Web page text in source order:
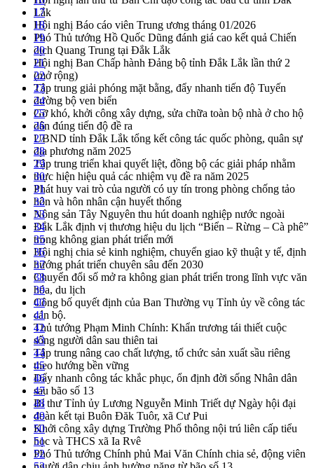
Lắk
Hội nghị Báo cáo viên Trung ương tháng 01/2026
Phó Thủ tướng Hồ Quốc Dũng đánh giá cao kết quả Chiến
dịch Quang Trung tại Đắk Lắk
Hội nghị Ban Chấp hành Đảng bộ tỉnh Đắk Lắk lần thứ 2
(mở rộng)
Tập trung giải phóng mặt bằng, đẩy nhanh tiến độ Tuyến
đường bộ ven biển
Gỡ khó, khởi công xây dựng, sửa chữa toàn bộ nhà ở cho hộ
dân đúng tiến độ đề ra
UBND tỉnh Đắk Lắk tổng kết công tác quốc phòng, quân sự
địa phương năm 2025
Tập trung triển khai quyết liệt, đồng bộ các giải pháp nhằm
thực hiện hiệu quả các nhiệm vụ đề ra năm 2025
Phát huy vai trò của người có uy tín trong phòng chống tảo
hôn và hôn nhân cận huyết thống
Nông sản Tây Nguyên thu hút doanh nghiệp nước ngoài
Đắk Lắk định vị thương hiệu du lịch “Biển – Rừng – Cà phê”
trong không gian phát triển mới
Hội nghị chia sẻ kinh nghiệm, chuyển giao kỹ thuật y tế, định
hướng phát triển chuyên sâu đến 2030
Chuyển đổi số mở ra không gian phát triển trong lĩnh vực văn
hóa, du lịch
Công bố quyết định của Ban Thường vụ Tỉnh ủy về công tác
cán bộ.
Thủ tướng Phạm Minh Chính: Khẩn trương tái thiết cuộc
sống người dân sau thiên tai
Tập trung nâng cao chất lượng, tổ chức sản xuất sầu riêng
theo hướng bền vững
Đẩy nhanh công tác khắc phục, ổn định đời sống Nhân dân
sau bão số 13
Bí thư Tỉnh ủy Lương Nguyễn Minh Triết dự Ngày hội đại
đoàn kết tại Buôn Đăk Tuôr, xã Cư Pui
Khởi công xây dựng Trường Phổ thông nội trú liên cấp tiểu
học và THCS xã Ia Rvê
Phó Thủ tướng Chính phủ Mai Văn Chính chia sẻ, động viên
17
18
19
20
21
22
23
24
25
26
27
28
29
30
31
32
33
34
35
36
37
38
39
40
41
42
43
44
45
46
47
48
49
50
51
52